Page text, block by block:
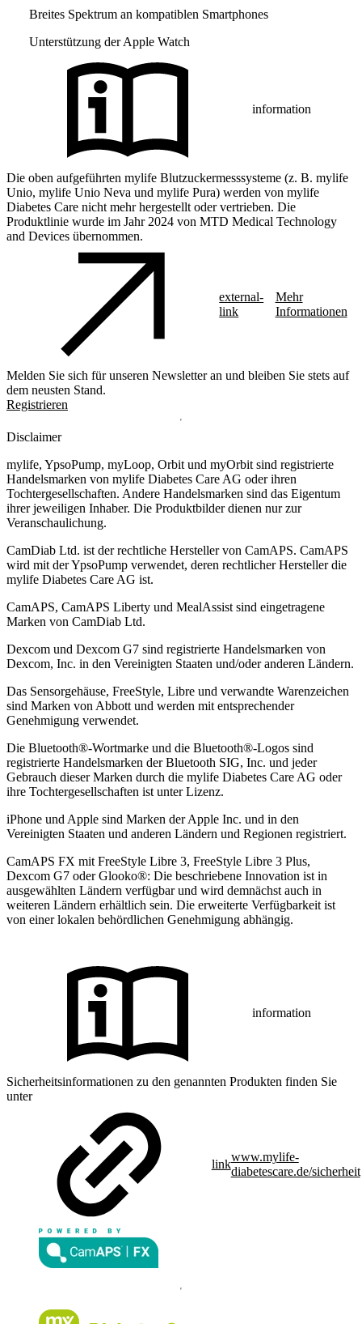
Breites Spektrum an kompatiblen Smartphones
Unterstützung der Apple Watch
information
Die oben aufgeführten mylife Blutzuckermesssysteme (z. B. mylife
Unio, mylife Unio Neva und mylife Pura) werden von mylife
Diabetes Care nicht mehr hergestellt oder vertrieben. Die
Produktlinie wurde im Jahr 2024 von MTD Medical Technology
and Devices übernommen.
external-
link
Mehr
Informationen
Melden Sie sich für unseren Newsletter an und bleiben Sie stets auf
dem neusten Stand.
Registrieren
Disclaimer
mylife, YpsoPump, myLoop, Orbit und myOrbit sind registrierte
Handelsmarken von mylife Diabetes Care AG oder ihren
Tochtergesellschaften. Andere Handelsmarken sind das Eigentum
ihrer jeweiligen Inhaber. Die Produktbilder dienen nur zur
Veranschaulichung.
CamDiab Ltd. ist der rechtliche Hersteller von CamAPS. CamAPS
wird mit der YpsoPump verwendet, deren rechtlicher Hersteller die
mylife Diabetes Care AG ist.
CamAPS, CamAPS Liberty und MealAssist sind eingetragene
Marken von CamDiab Ltd.
Dexcom und Dexcom G7 sind registrierte Handelsmarken von
Dexcom, Inc. in den Vereinigten Staaten und/oder anderen Ländern.
Das Sensorgehäuse, FreeStyle, Libre und verwandte Warenzeichen
sind Marken von Abbott und werden mit entsprechender
Genehmigung verwendet.
Die Bluetooth®-Wortmarke und die Bluetooth®-Logos sind
registrierte Handelsmarken der Bluetooth SIG, Inc. und jeder
Gebrauch dieser Marken durch die mylife Diabetes Care AG oder
ihre Tochtergesellschaften ist unter Lizenz.
iPhone und Apple sind Marken der Apple Inc. und in den
Vereinigten Staaten und anderen Ländern und Regionen registriert.
CamAPS FX mit FreeStyle Libre 3, FreeStyle Libre 3 Plus,
Dexcom G7 oder Glooko®: Die beschriebene Innovation ist in
ausgewählten Ländern verfügbar und wird demnächst auch in
weiteren Ländern erhältlich sein. Die erweiterte Verfügbarkeit ist
von einer lokalen behördlichen Genehmigung abhängig.
information
Sicherheitsinformationen zu den genannten Produkten finden Sie
unter
link
www.mylife-
diabetescare.de/sicherheit